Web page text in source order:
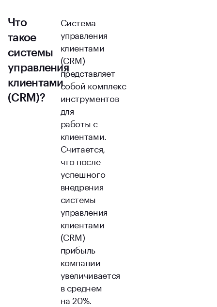
Что
такое
системы
управления
клиентами
(CRM)?
Система
управления
клиентами
(CRM)
представляет
собой комплекс
инструментов
для
работы с
клиентами.
Считается,
что после
успешного
внедрения
системы
управления
клиентами
(CRM)
прибыль
компании
увеличивается
в среднем
на 20%.